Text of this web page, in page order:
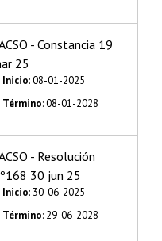
- Constancia 19
25
Inicio: 08-01-2025
Término: 08-01-2028
- Resolución
30 jun 25
Inicio: 30-06-2025
Término: 29-06-2028